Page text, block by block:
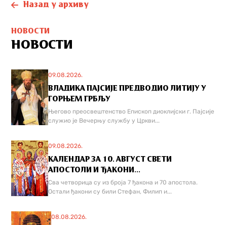
Назад у архиву
НОВОСТИ
НОВОСТИ
09.08.2026.
ВЛАДИКА ПАЈСИЈЕ ПРЕДВОДИО ЛИТИЈУ У
ГОРЊЕМ ГРБЉУ
Његово преосвештенство Епископ диоклијски г. Пајсије
служио је Вечерњу службу у Цркви...
09.08.2026.
КАЛЕНДАР ЗА 10. АВГУСТ СВЕТИ
АПОСТОЛИ И ЂАКОНИ...
Сва четворица су из броја 7 ђакона и 70 апостола.
Остали ђакони су били Стефан, Филип и...
08.08.2026.